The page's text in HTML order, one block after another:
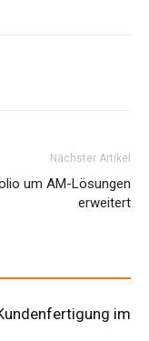
Nächster Artikel
um AM-Lösungen
erweitert
im